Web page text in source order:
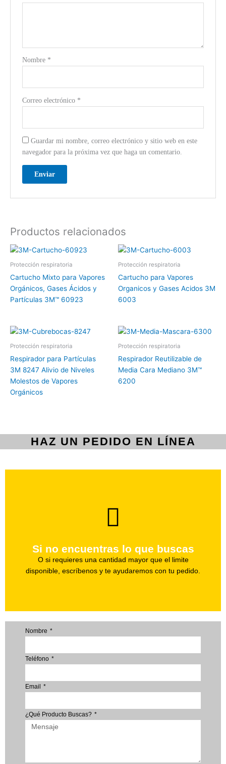
Nombre *
Correo electrónico *
Guardar mi nombre, correo electrónico y sitio web en este
navegador para la próxima vez que haga un comentario.
Productos relacionados
Protección respiratoria
Cartucho Mixto para Vapores
Orgánicos, Gases Ácidos y
Partículas 3M™ 60923
Protección respiratoria
Cartucho para Vapores
Organicos y Gases Acidos 3M
6003
Protección respiratoria
Respirador para Partículas
3M 8247 Alivio de Niveles
Molestos de Vapores
Orgánicos
Protección respiratoria
Respirador Reutilizable de
Media Cara Mediano 3M™
6200
HAZ UN PEDIDO EN LÍNEA
Si no encuentras lo que buscas
O si requieres una cantidad mayor que el limite
disponible, escríbenos y te ayudaremos con tu pedido.
Haz tu pedido
Nombre
Teléfono
Email
¿Qué Producto Buscas?